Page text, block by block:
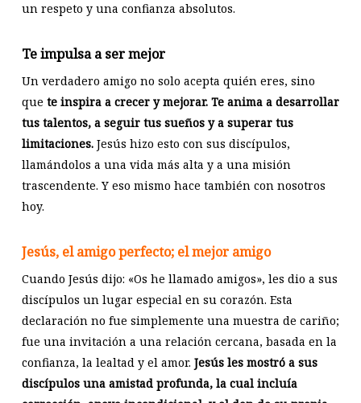
un respeto y una confianza absolutos.
Te impulsa a ser mejor
Un verdadero amigo no solo acepta quién eres, sino
que te inspira a crecer y mejorar. Te anima a desarrollar
tus talentos, a seguir tus sueños y a superar tus
limitaciones.Jesús hizo esto con sus discípulos,
llamándolos a una vida más alta y a una misión
trascendente. Y eso mismo hace también con nosotros
hoy.
Jesús, el amigo perfecto; el mejor amigo
Cuando Jesús dijo: «Os he llamado amigos», les dio a sus
discípulos un lugar especial en su corazón. Esta
declaración no fue simplemente una muestra de cariño;
fue una invitación a una relación cercana, basada en la
confianza, la lealtad y el amor. Jesús les mostró a sus
discípulos una amistad profunda, la cual incluía